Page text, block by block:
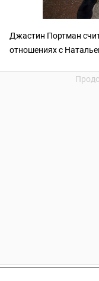
Джастин Портман
отношениях с